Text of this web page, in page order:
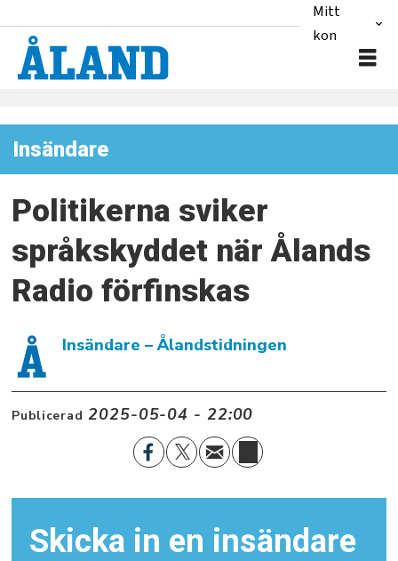
Mitt
konto
Insändare
Politikerna sviker
språkskyddet när Ålands
Radio förfinskas
Insändare – Ålandstidningen
Publicerad 2025-05-04 - 22:00
Skicka in en insändare